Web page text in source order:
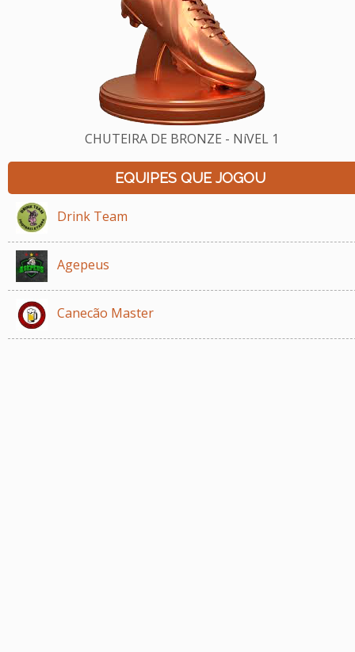
CHUTEIRA DE BRONZE - NíVEL 1
EQUIPES QUE JOGOU
Drink Team
Agepeus
Canecão Master